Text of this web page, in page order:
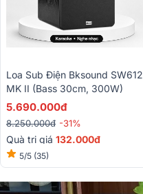
Loa Sub Điện Bksound SW612
MK II (Bass 30cm, 300W)
5.690.000đ
8.250.000đ -31%
Quà trị giá 132.000đ
5/5 (35)